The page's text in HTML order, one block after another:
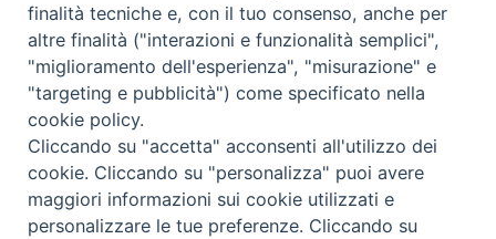
finalità tecniche e, con il tuo consenso, anche per
altre finalità ("interazioni e funzionalità semplici",
"miglioramento dell'esperienza", "misurazione" e
"targeting e pubblicità") come specificato nella
cookie policy.
Cliccando su "accetta" acconsenti all'utilizzo dei
cookie. Cliccando su "personalizza" puoi avere
maggiori informazioni sui cookie utilizzati e
personalizzare le tue preferenze. Cliccando su